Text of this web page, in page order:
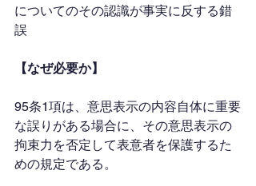
についてのその認識が事実に反する錯
誤
【なぜ必要か】
95条1項は、意思表示の内容自体に重要
な誤りがある場合に、その意思表示の
拘束力を否定して表意者を保護するた
めの規定である。